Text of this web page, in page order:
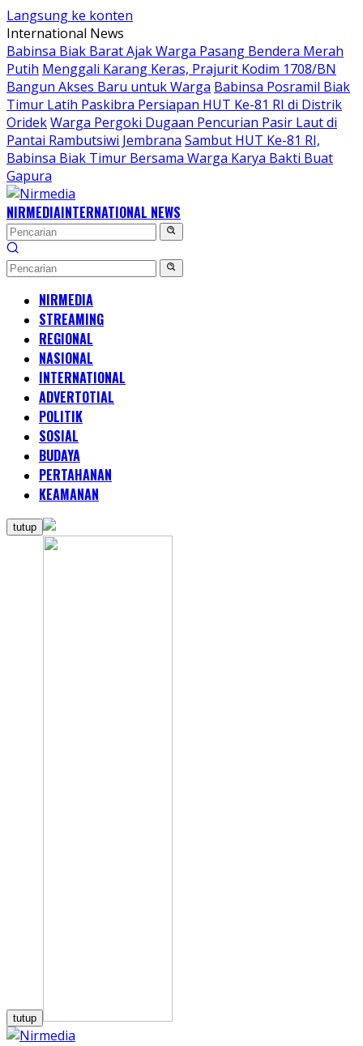
Langsung ke konten
International News
Babinsa Biak Barat Ajak Warga Pasang Bendera Merah
Putih Menggali Karang Keras, Prajurit Kodim 1708/BN
Bangun Akses Baru untuk Warga Babinsa Posramil Biak
Timur Latih Paskibra Persiapan HUT Ke-81 RI di Distrik
OridekWarga Pergoki Dugaan Pencurian Pasir Laut di
Pantai Rambutsiwi Jembrana Sambut HUT Ke-81 RI,
Babinsa Biak Timur Bersama Warga Karya Bakti Buat
Gapura
NIRMEDIAINTERNATIONAL NEWS
NIRMEDIA
STREAMING
REGIONAL
NASIONAL
INTERNATIONAL
ADVERTOTIAL
POLITIK
SOSIAL
BUDAYA
PERTAHANAN
KEAMANAN
tutup
tutup